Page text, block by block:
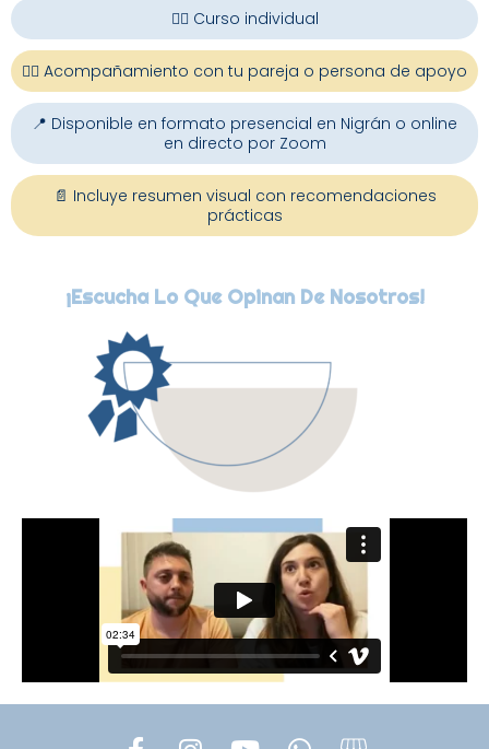
🧍‍♀️ Curso individual
🧍‍♂️ Acompañamiento con tu pareja o persona de apoyo
📍 Disponible en formato presencial en Nigrán o online
en directo por Zoom
📄 Incluye resumen visual con recomendaciones
prácticas
¡escucha Lo Que Opinan De Nosotros!